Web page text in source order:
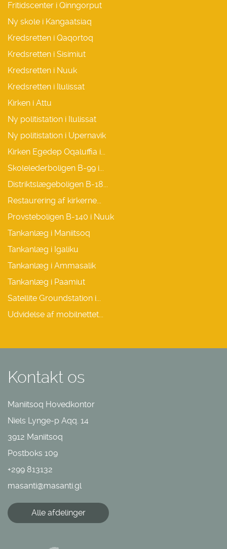
Fritidscenter i Qinngorput
Ny skole i Kangaatsiaq
Kredsretten i Qaqortoq
Kredsretten i Sisimiut
Kredsretten i Nuuk
Kredsretten i Ilulissat
Kirken i Attu
Ny politistation i Ilulissat
Ny politistation i Upernavik
Kirken Egedep Oqaluffia i...
Skolelederboligen B-99 i...
Distriktslægeboligen B-18...
Restaurering af kirkerne...
Provsteboligen B-140 i Nuuk
Tankanlæg i Maniitsoq
Tankanlæg i Igaliku
Tankanlæg i Ammasalik
Tankanlæg i Paamiut
Satellite Groundstation i...
Udvidelse af mobilnettet...
Kontakt os
Maniitsoq Hovedkontor
Niels Lynge-p Aqq. 14
3912 Maniitsoq
Postboks 109
+299 813132
masanti@masanti.gl
Alle afdelinger